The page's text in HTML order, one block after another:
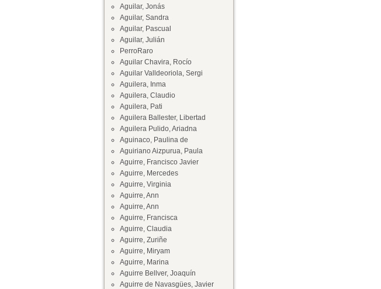
Aguilar, Jonás
Aguilar, Sandra
Aguilar, Pascual
Aguilar, Julián
PerroRaro
Aguilar Chavira, Rocío
Aguilar Valldeoriola, Sergi
Aguilera, Inma
Aguilera, Claudio
Aguilera, Pati
Aguilera Ballester, Libertad
Aguilera Pulido, Ariadna
Aguinaco, Paulina de
Aguiriano Aizpurua, Paula
Aguirre, Francisco Javier
Aguirre, Mercedes
Aguirre, Virginia
Aguirre, Ann
Aguirre, Ann
Aguirre, Francisca
Aguirre, Claudia
Aguirre, Zuriñe
Aguirre, Miryam
Aguirre, Marina
Aguirre Bellver, Joaquín
Aguirre de Navasgües, Javier